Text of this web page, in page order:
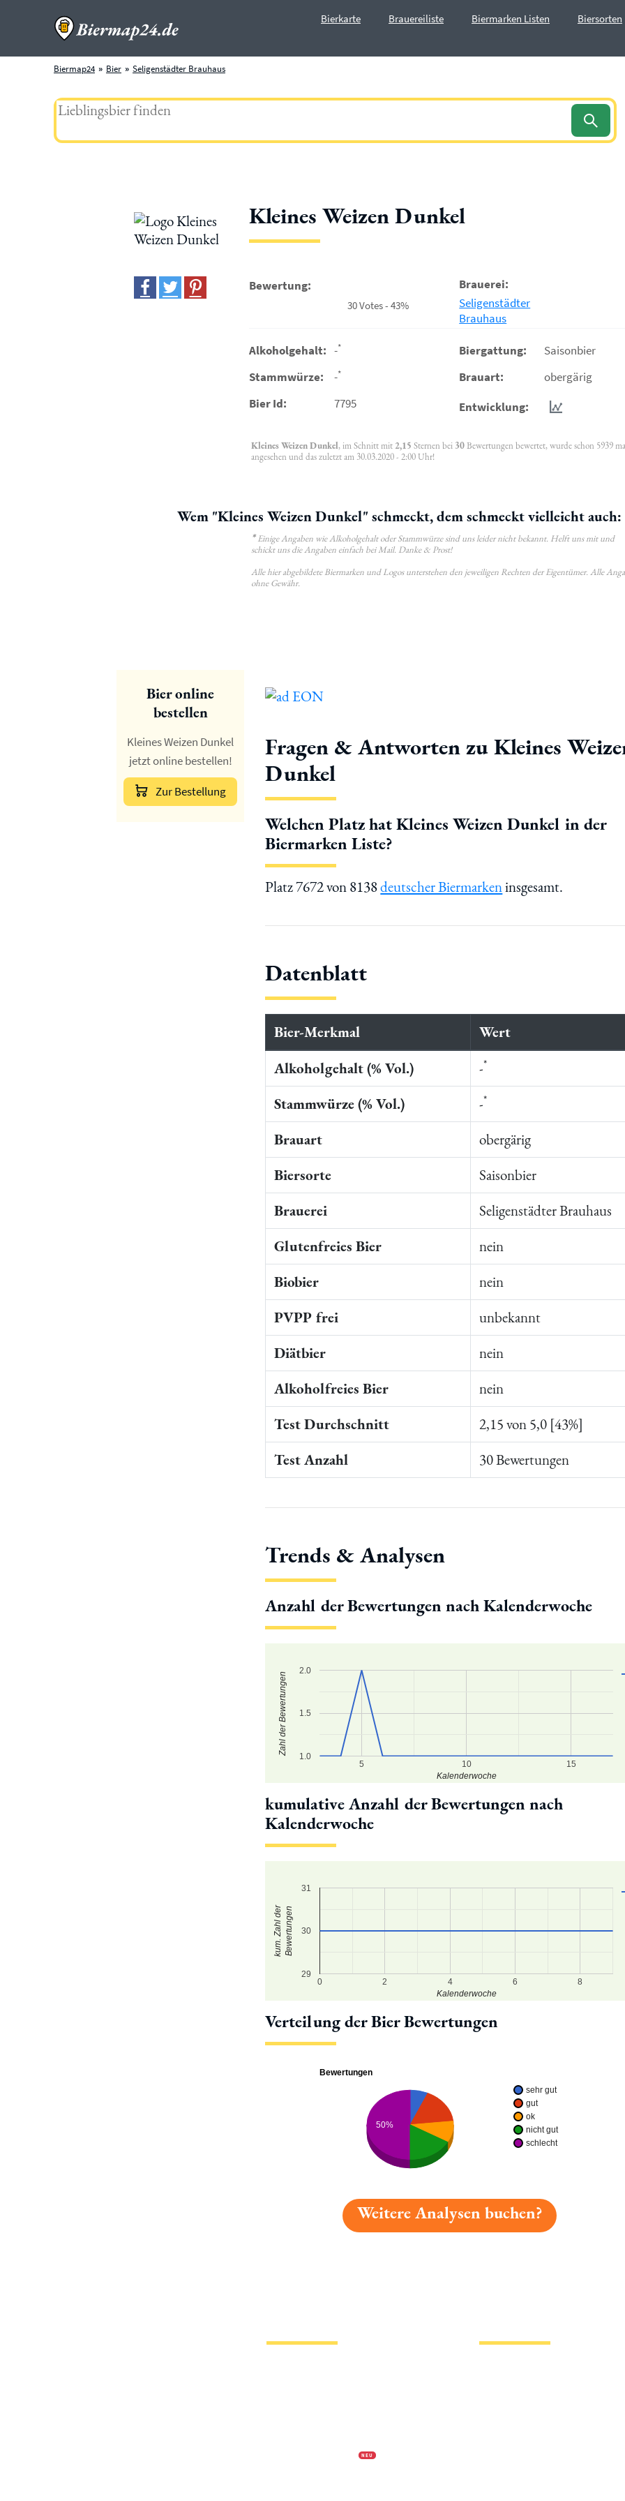
Bierkarte Brauereiliste Biermarken Listen Biersorten
Biermap24 Bier Seligenstädter Brauhaus
Kleines Weizen Dunkel
Bewertung:
30 Votes - 43%
Brauerei:
Seligenstädter
Brauhaus
Alkoholgehalt: -*
Stammwürze: -*
Bier Id: 7795
Biergattung:
Saisonbier
Brauart:
obergärig
Entwicklung:
Kleines Weizen Dunkel, im Schnitt mit 2,15 Sternen bei 30Bewertungen bewertet, wurde schon 5939
angesehen und das zuletzt am 30.03.2020 - 2:00 Uhr!
Wem "Kleines Weizen Dunkel" schmeckt, dem schmeckt vielleicht auch:
*Einige Angaben wie Alkoholgehalt oder Stammwürze sind uns leider nicht bekannt. Helft uns mit und
schickt uns die Angaben einfach bei Mail. Danke & Prost!
Alle hier abgebildete Biermarken und Logos unterstehen den jeweiligen Rechten der Eigentümer. Alle
ohne Gewähr.
Bier online
bestellen
Kleines Weizen Dunkel
jetzt online bestellen!
Zur Bestellung
Fragen & Antworten zu Kleines
Dunkel
Welchen Platz hat Kleines Weizen Dunkel in der
Biermarken Liste?
Platz 7672 von 8138deutscher Biermarkeninsgesamt.
Datenblatt
Bier-Merkmal
Wert
Alkoholgehalt (% Vol.)
-*
Stammwürze (% Vol.) -*
Brauart
obergärig
Biersorte
Saisonbier
Brauerei
Seligenstädter Brauhaus
Glutenfreies Bier
nein
Biobier
nein
PVPP frei
unbekannt
Diätbier
nein
Alkoholfreies Bier
nein
Test Durchschnitt
2,15 von 5,0 [43%]
Test Anzahl
30 Bewertungen
Trends & Analysen
Anzahl der Bewertungen nach Kalenderwoche
5 10 15
1.0
1.5
2.0
Kalenderwoche
Zahl der Bewertungen
kumulative Anzahl der Bewertungen nach
Kalenderwoche
0 2 4 6 8
29
30
31
Kalenderwoche
kum. Zahl derBewertungen
Verteilung der Bier Bewertungen
Bewertungen
sehr gut
gut
ok
nicht gut
schlecht
50%
Weitere Analysen buchen?
N E U